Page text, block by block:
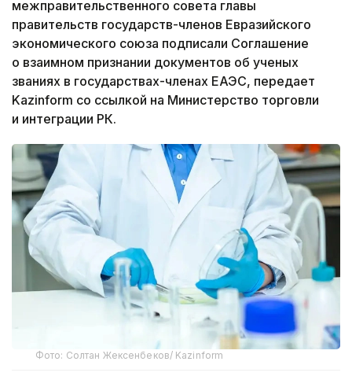
межправительственного совета главы
правительств государств-членов Евразийского
экономического союза подписали Соглашение
о взаимном признании документов об ученых
званиях в государствах-членах ЕАЭС, передает
Kazinform со ссылкой на Министерство торговли
и интеграции РК.
Фото: Солтан Жексенбеков/ Kazinform